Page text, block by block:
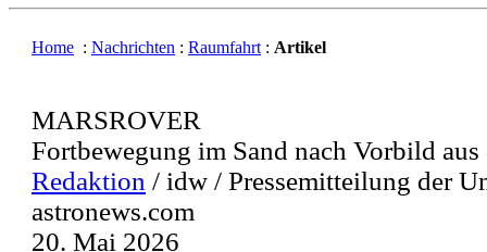
Home : Nachrichten : Raumfahrt : Artikel
MARSROVER
Fortbewegung im Sand nach Vorbild aus
Redaktion / idw / Pressemitteilung der
astronews.com
20. Mai 2026